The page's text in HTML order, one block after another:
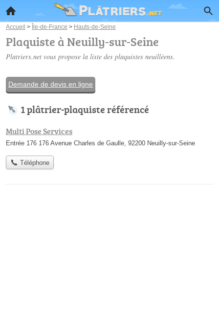
Accueil > Île-de-France > Hauts-de-Seine
Plaquiste à Neuilly-sur-Seine
Platriers.net vous propose la liste des plaquistes neuilléens.
Demande de devis en ligne
1 plâtrier-plaquiste référencé
Multi Pose Services
Entrée 176 176 Avenue Charles de Gaulle, 92200 Neuilly-sur-Seine
Téléphone